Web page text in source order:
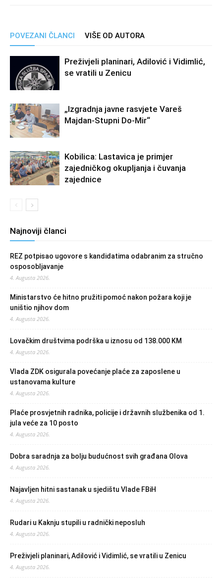
POVEZANI ČLANCI VIŠE OD AUTORA
Preživjeli planinari, Adilović i Vidimlić,
se vratili u Zenicu
„Izgradnja javne rasvjete Vareš
Majdan-Stupni Do-Mir“
Kobilica: Lastavica je primjer
zajedničkog okupljanja i čuvanja
zajednice
Najnoviji članci
REZ potpisao ugovore s kandidatima odabranim za stručno
osposobljavanje
4. Augusta 2026.
Ministarstvo će hitno pružiti pomoć nakon požara koji je
uništio njihov dom
4. Augusta 2026.
Lovačkim društvima podrška u iznosu od 138.000 KM
4. Augusta 2026.
Vlada ZDK osigurala povećanje plaće za zaposlene u
ustanovama kulture
4. Augusta 2026.
Plaće prosvjetnih radnika, policije i državnih službenika od 1.
jula veće za 10 posto
4. Augusta 2026.
Dobra saradnja za bolju budućnost svih građana Olova
4. Augusta 2026.
Najavljen hitni sastanak u sjedištu Vlade FBiH
4. Augusta 2026.
Rudari u Kaknju stupili u radnički neposluh
4. Augusta 2026.
Preživjeli planinari, Adilović i Vidimlić, se vratili u Zenicu
4. Augusta 2026.